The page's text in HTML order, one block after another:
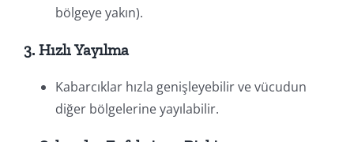
bölgeye yakın).
3. Hızlı Yayılma
Kabarcıklar hızla genişleyebilir ve vücudun
diğer bölgelerine yayılabilir.